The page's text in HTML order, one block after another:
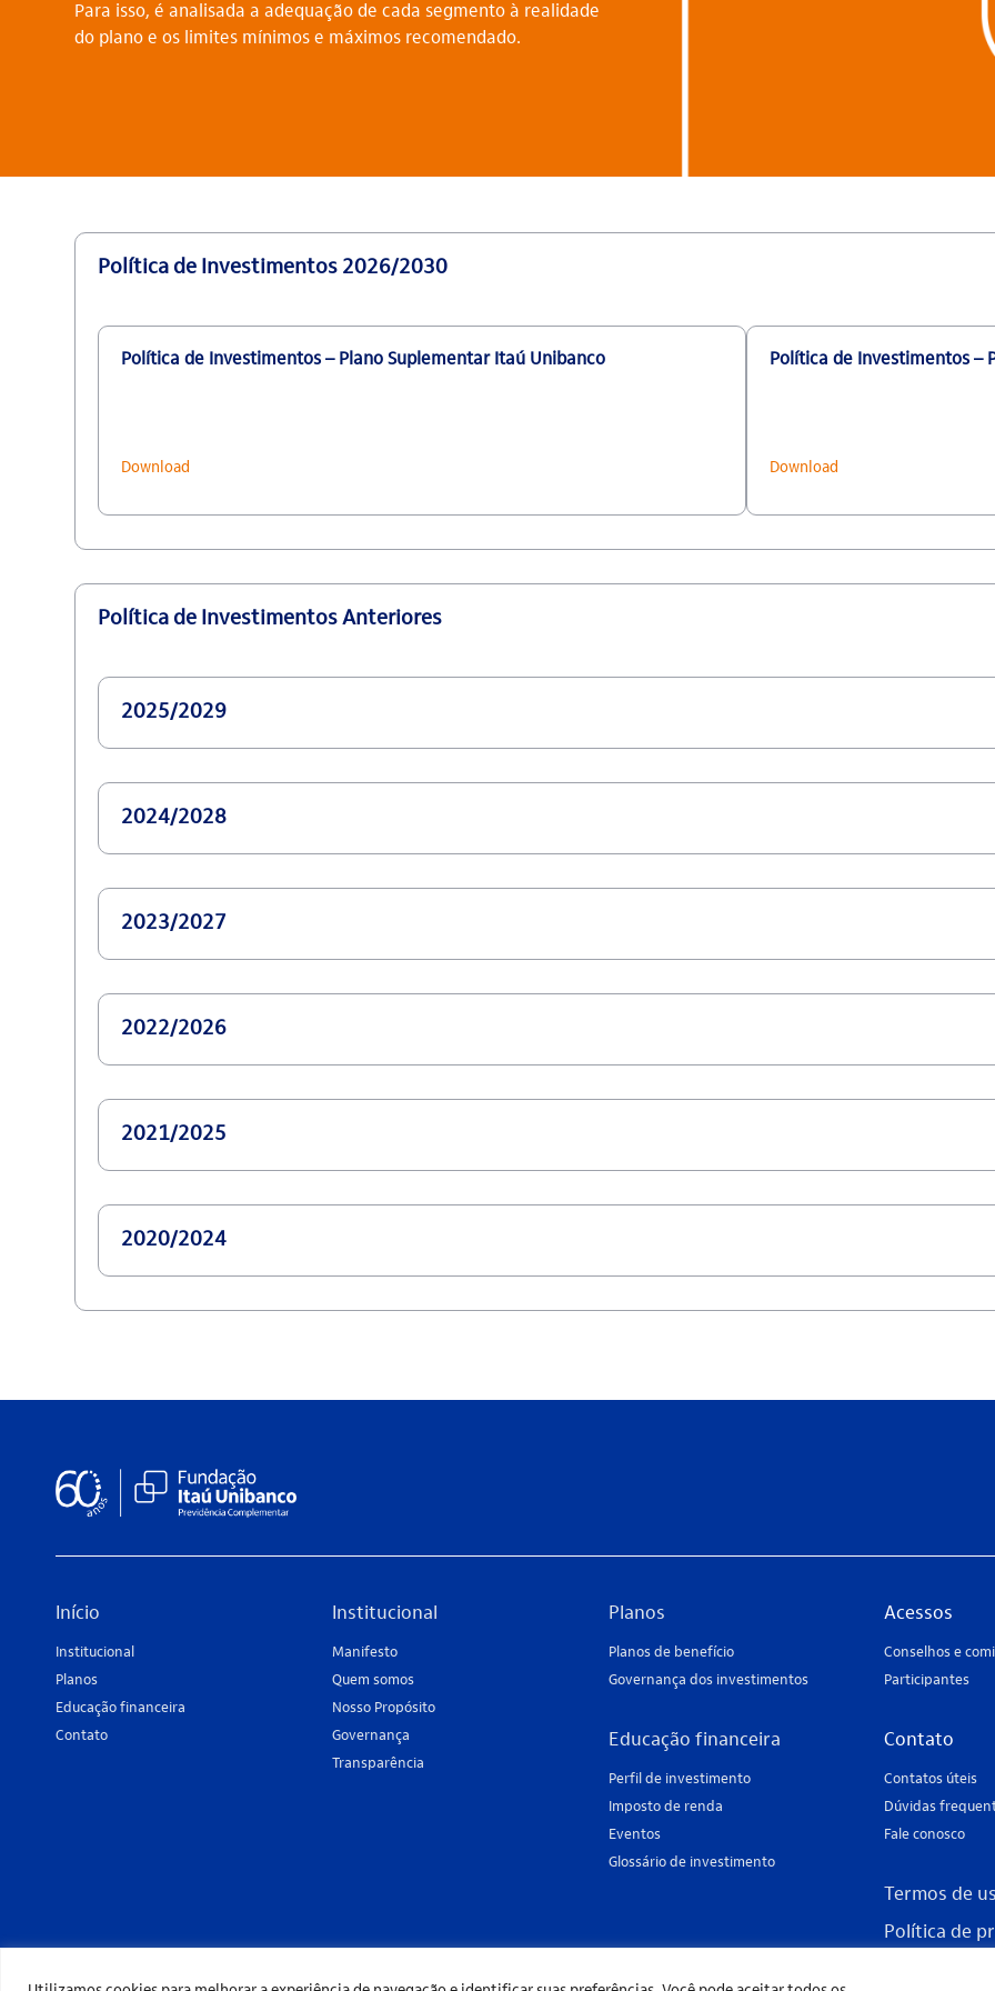
Para isso, é analisada a adequação de cada segmento à realidade
do plano e os limites mínimos e máximos recomendado.
Política de Investimentos 2026/2030
Política de Investimentos – Plano Suplementar Itaú Unibanco
Download
Política de Investimentos –
Download
Política de Investimentos Anteriores
2025/2029
2024/2028
2023/2027
2022/2026
2021/2025
2020/2024
Início
Institucional
Planos
Educação financeira
Contato
Institucional
Manifesto
Quem somos
Nosso Propósito
Governança
Transparência
Planos
Planos de benefício
Governança dos investimentos
Educação financeira
Perfil de investimento
Imposto de renda
Eventos
Glossário de investimento
Acessos
Conselhos e
Participantes
Contato
Contatos úteis
Dúvidas
Fale conosco
Termos de
Política de